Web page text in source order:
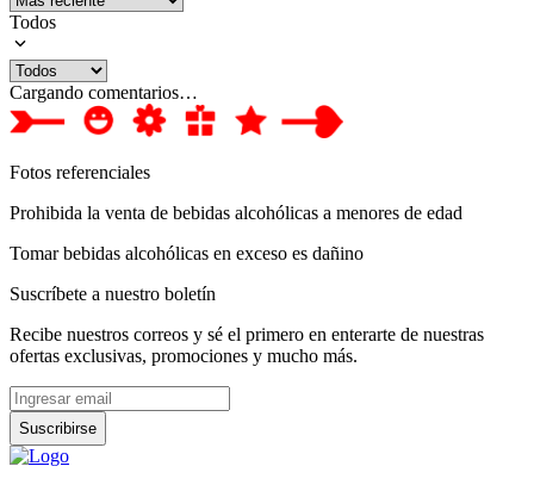
Todos
Cargando comentarios…
Fotos referenciales
Prohibida la venta de bebidas alcohólicas a menores de edad
Tomar bebidas alcohólicas en exceso es dañino
Suscríbete a nuestro boletín
Recibe nuestros correos y sé el primero en enterarte de nuestras
ofertas exclusivas, promociones y mucho más.
Suscribirse